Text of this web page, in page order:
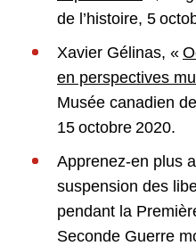
de l’histoire, 5
Xavier Gélinas, «
en perspectives
Musée canadien
15 octobre 2020.
Apprenez-en plus
suspension des
pendant la
Seconde Guerre